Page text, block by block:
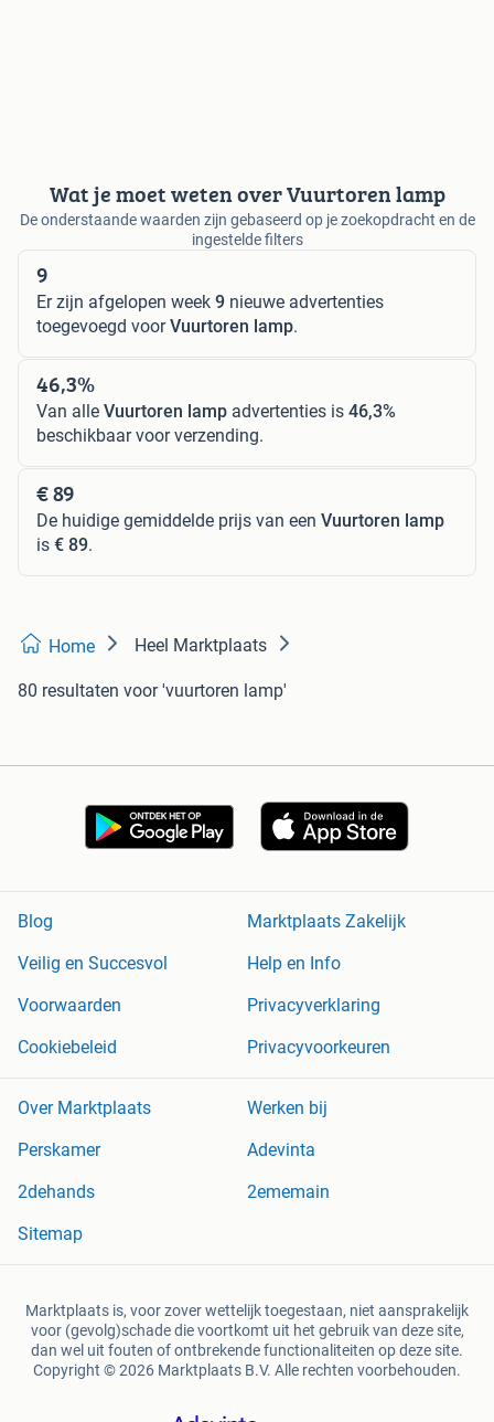
Wat je moet weten over Vuurtoren lamp
De onderstaande waarden zijn gebaseerd op je zoekopdracht en de
ingestelde filters
9
Er zijn afgelopen week 9 nieuwe advertenties
toegevoegd voorVuurtoren lamp.
46,3%
Van alle Vuurtoren lamp advertenties is 46,3%
beschikbaar voor verzending.
€ 89
De huidige gemiddelde prijs van een Vuurtoren lamp
is € 89.
Home Heel Marktplaats
80 resultaten voor 'vuurtoren lamp'
Blog
Marktplaats Zakelijk
Veilig en Succesvol
Help en Info
Voorwaarden
Privacyverklaring
Cookiebeleid
Privacyvoorkeuren
Over Marktplaats
Werken bij
Perskamer
Adevinta
2dehands
2ememain
Sitemap
Marktplaats is, voor zover wettelijk toegestaan, niet aansprakelijk
voor (gevolg)schade die voortkomt uit het gebruik van deze site,
dan wel uit fouten of ontbrekende functionaliteiten op deze site.
Copyright © 2026 Marktplaats B.V. Alle rechten voorbehouden.